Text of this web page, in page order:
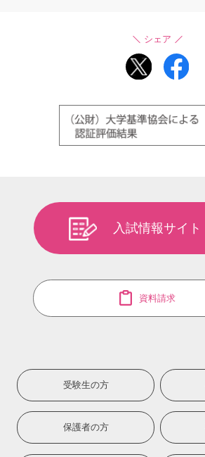
シェア
入試情報サイト
資料請求
受験生の方
保護者の方